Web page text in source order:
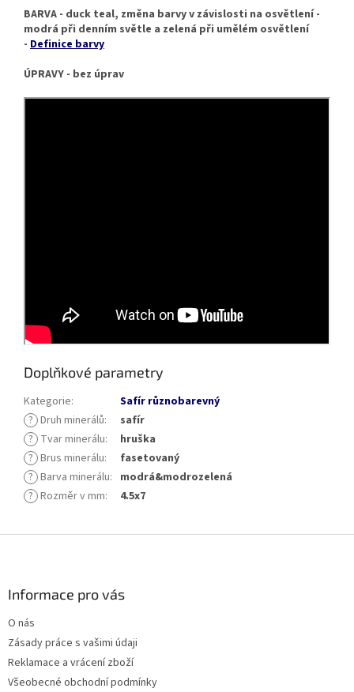
BARVA - duck teal, změna barvy v závislosti na osvětlení -
modrá při denním světle a zelená při umělém osvětlení
- Definice barvy
ÚPRAVY - bez úprav
Doplňkové parametry
Kategorie:
Safír různobarevný
? Druh minerálů:
safír
? Tvar minerálu:
hruška
? Brus minerálu:
fasetovaný
? Barva minerálu: modrá&modrozelená
? Rozměr v mm: 4.5x7
Informace pro vás
O nás
Zásady práce s vašimi údaji
Reklamace a vrácení zboží
Všeobecné obchodní podmínky